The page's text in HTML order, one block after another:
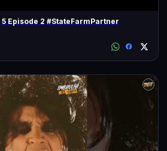
Episode 2 #StateFarmPartner